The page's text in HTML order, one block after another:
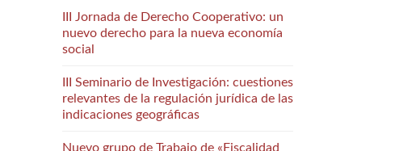
III Jornada de Derecho Cooperativo: un
nuevo derecho para la nueva economía
social
III Seminario de Investigación: cuestiones
relevantes de la regulación jurídica de las
indicaciones geográficas
Nuevo grupo de Trabajo de «Fiscalidad